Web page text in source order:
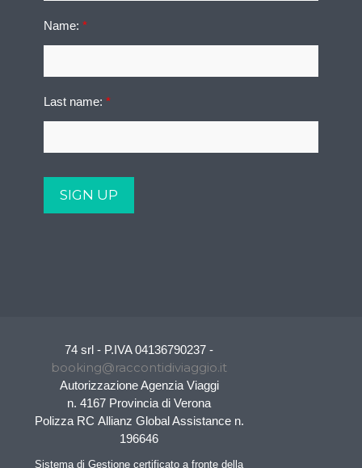
Name:*
Last name:*
74 srl - P.IVA 04136790237 -
booking@raccontidiviaggio.it
Autorizzazione Agenzia Viaggi
n. 4167 Provincia di Verona
Polizza RC Allianz Global Assistance n.
196646
Sistema di Gestione certificato a fronte della